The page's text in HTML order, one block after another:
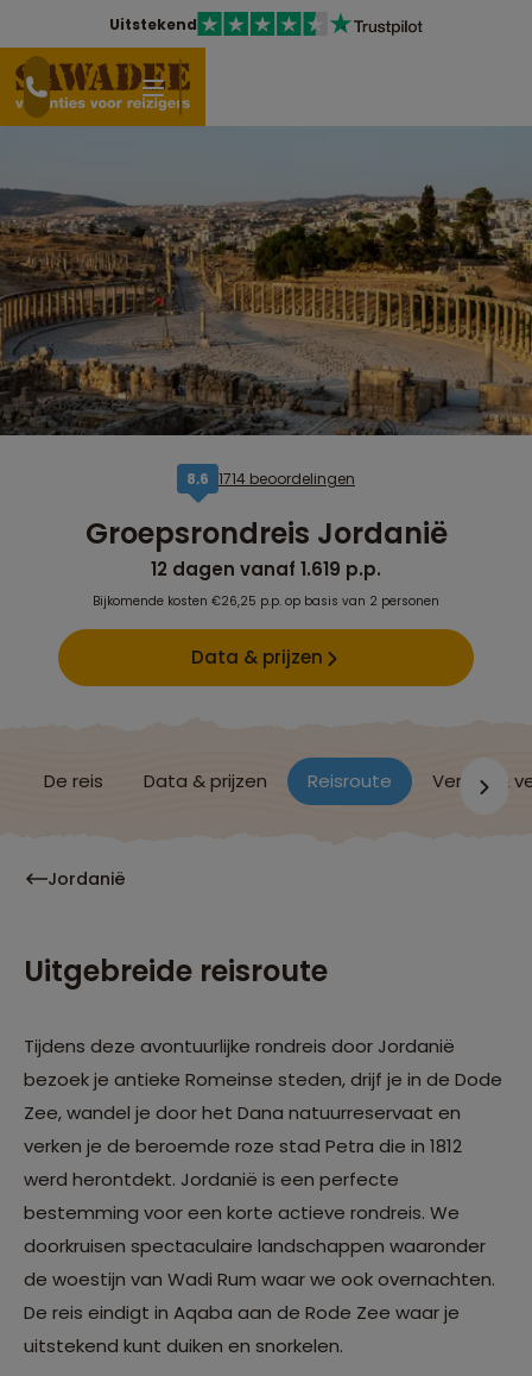
Uitstekend
8,6 1714 beoordelingen
Groepsrondreis Jordanië
12 dagen vanaf 1.619 p.p.
Bijkomende kosten €26,25 p.p. op basis van 2 personen
Data & prijzen
De reis Data & prijzen Reisroute Verblijf &
Jordanië
Uitgebreide reisroute
Tijdens deze avontuurlijke rondreis door Jordanië
bezoek je antieke Romeinse steden, drijf je in de Dode
Zee, wandel je door het Dana natuurreservaat en
verken je de beroemde roze stad Petra die in 1812
werd herontdekt. Jordanië is een perfecte
bestemming voor een korte actieve rondreis. We
doorkruisen spectaculaire landschappen waaronder
de woestijn van Wadi Rum waar we ook overnachten.
De reis eindigt in Aqaba aan de Rode Zee waar je
uitstekend kunt duiken en snorkelen.